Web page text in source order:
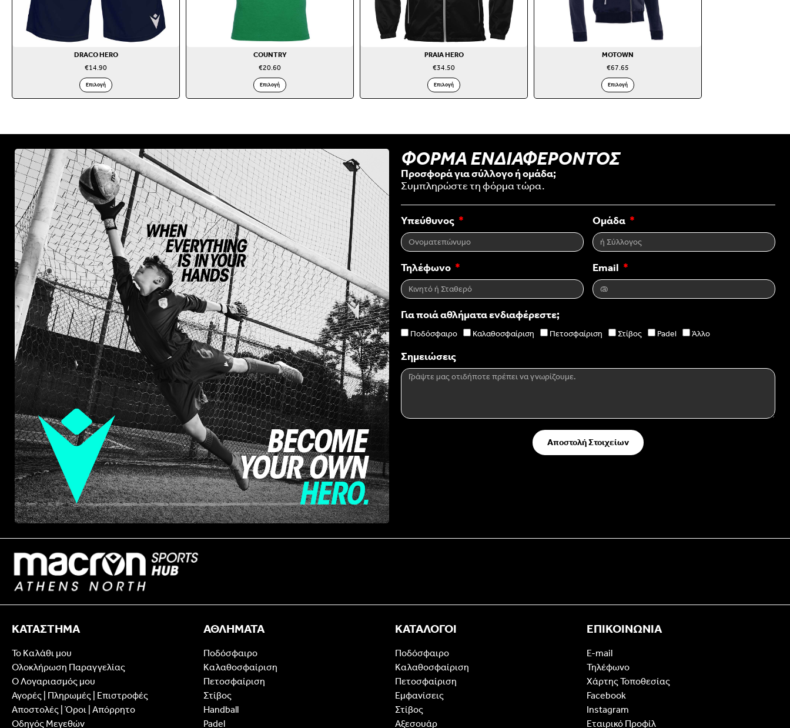
DRACO HERO
€14.90
Επιλογή
COUNTRY
€20.60
Επιλογή
PRAIA HERO
€34.50
Επιλογή
MOTOWN
€67.65
Επιλογή
ΦΟΡΜΑ ΕΝΔΙΑΦΕΡΟΝΤΟΣ
Προσφορά για σύλλογο ή ομάδα;
Συμπληρώστε τη φόρμα τώρα.
Υπεύθυνος Ομάδα
Τηλέφωνο Email
Για ποιά αθλήματα ενδιαφέρεστε;
Ποδόσφαιρο Καλαθοσφαίριση Πετοσφαίριση Στίβος Padel Άλλο
Σημειώσεις
Αποστολή Στοιχείων
ΚΑΤΑΣΤΗΜΑ
Το Καλάθι μου
Ολοκλήρωση Παραγγελίας
Ο Λογαριασμός μου
Αγορές | Πληρωμές | Επιστροφές
Αποστολές | Όροι | Απόρρητο
Οδηγός Μεγεθών
ΑΘΛΗΜΑΤΑ
Ποδόσφαιρο
Καλαθοσφαίριση
Πετοσφαίριση
Στίβος
Handball
Padel
ΚΑΤΑΛΟΓΟΙ
Ποδόσφαιρο
Καλαθοσφαίριση
Πετοσφαίριση
Εμφανίσεις
Στίβος
Αξεσουάρ
ΕΠΙΚΟΙΝΩΝΙΑ
E-mail
Τηλέφωνο
Χάρτης Τοποθεσίας
Facebook
Instagram
Εταιρικό Προφίλ